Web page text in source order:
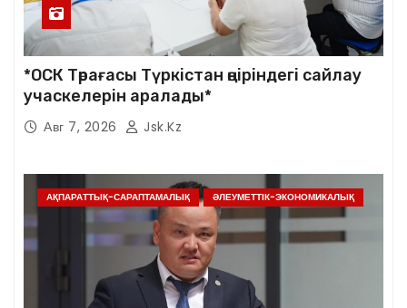
*ОСК Төрағасы Түркістан өңіріндегі сайлау
учаскелерін аралады*
Авг 7, 2026 Jsk.kz
АҚПАРАТТЫҚ-САРАПТАМАЛЫҚ ӘЛЕУМЕТТІК-ЭКОНОМИКАЛЫҚ